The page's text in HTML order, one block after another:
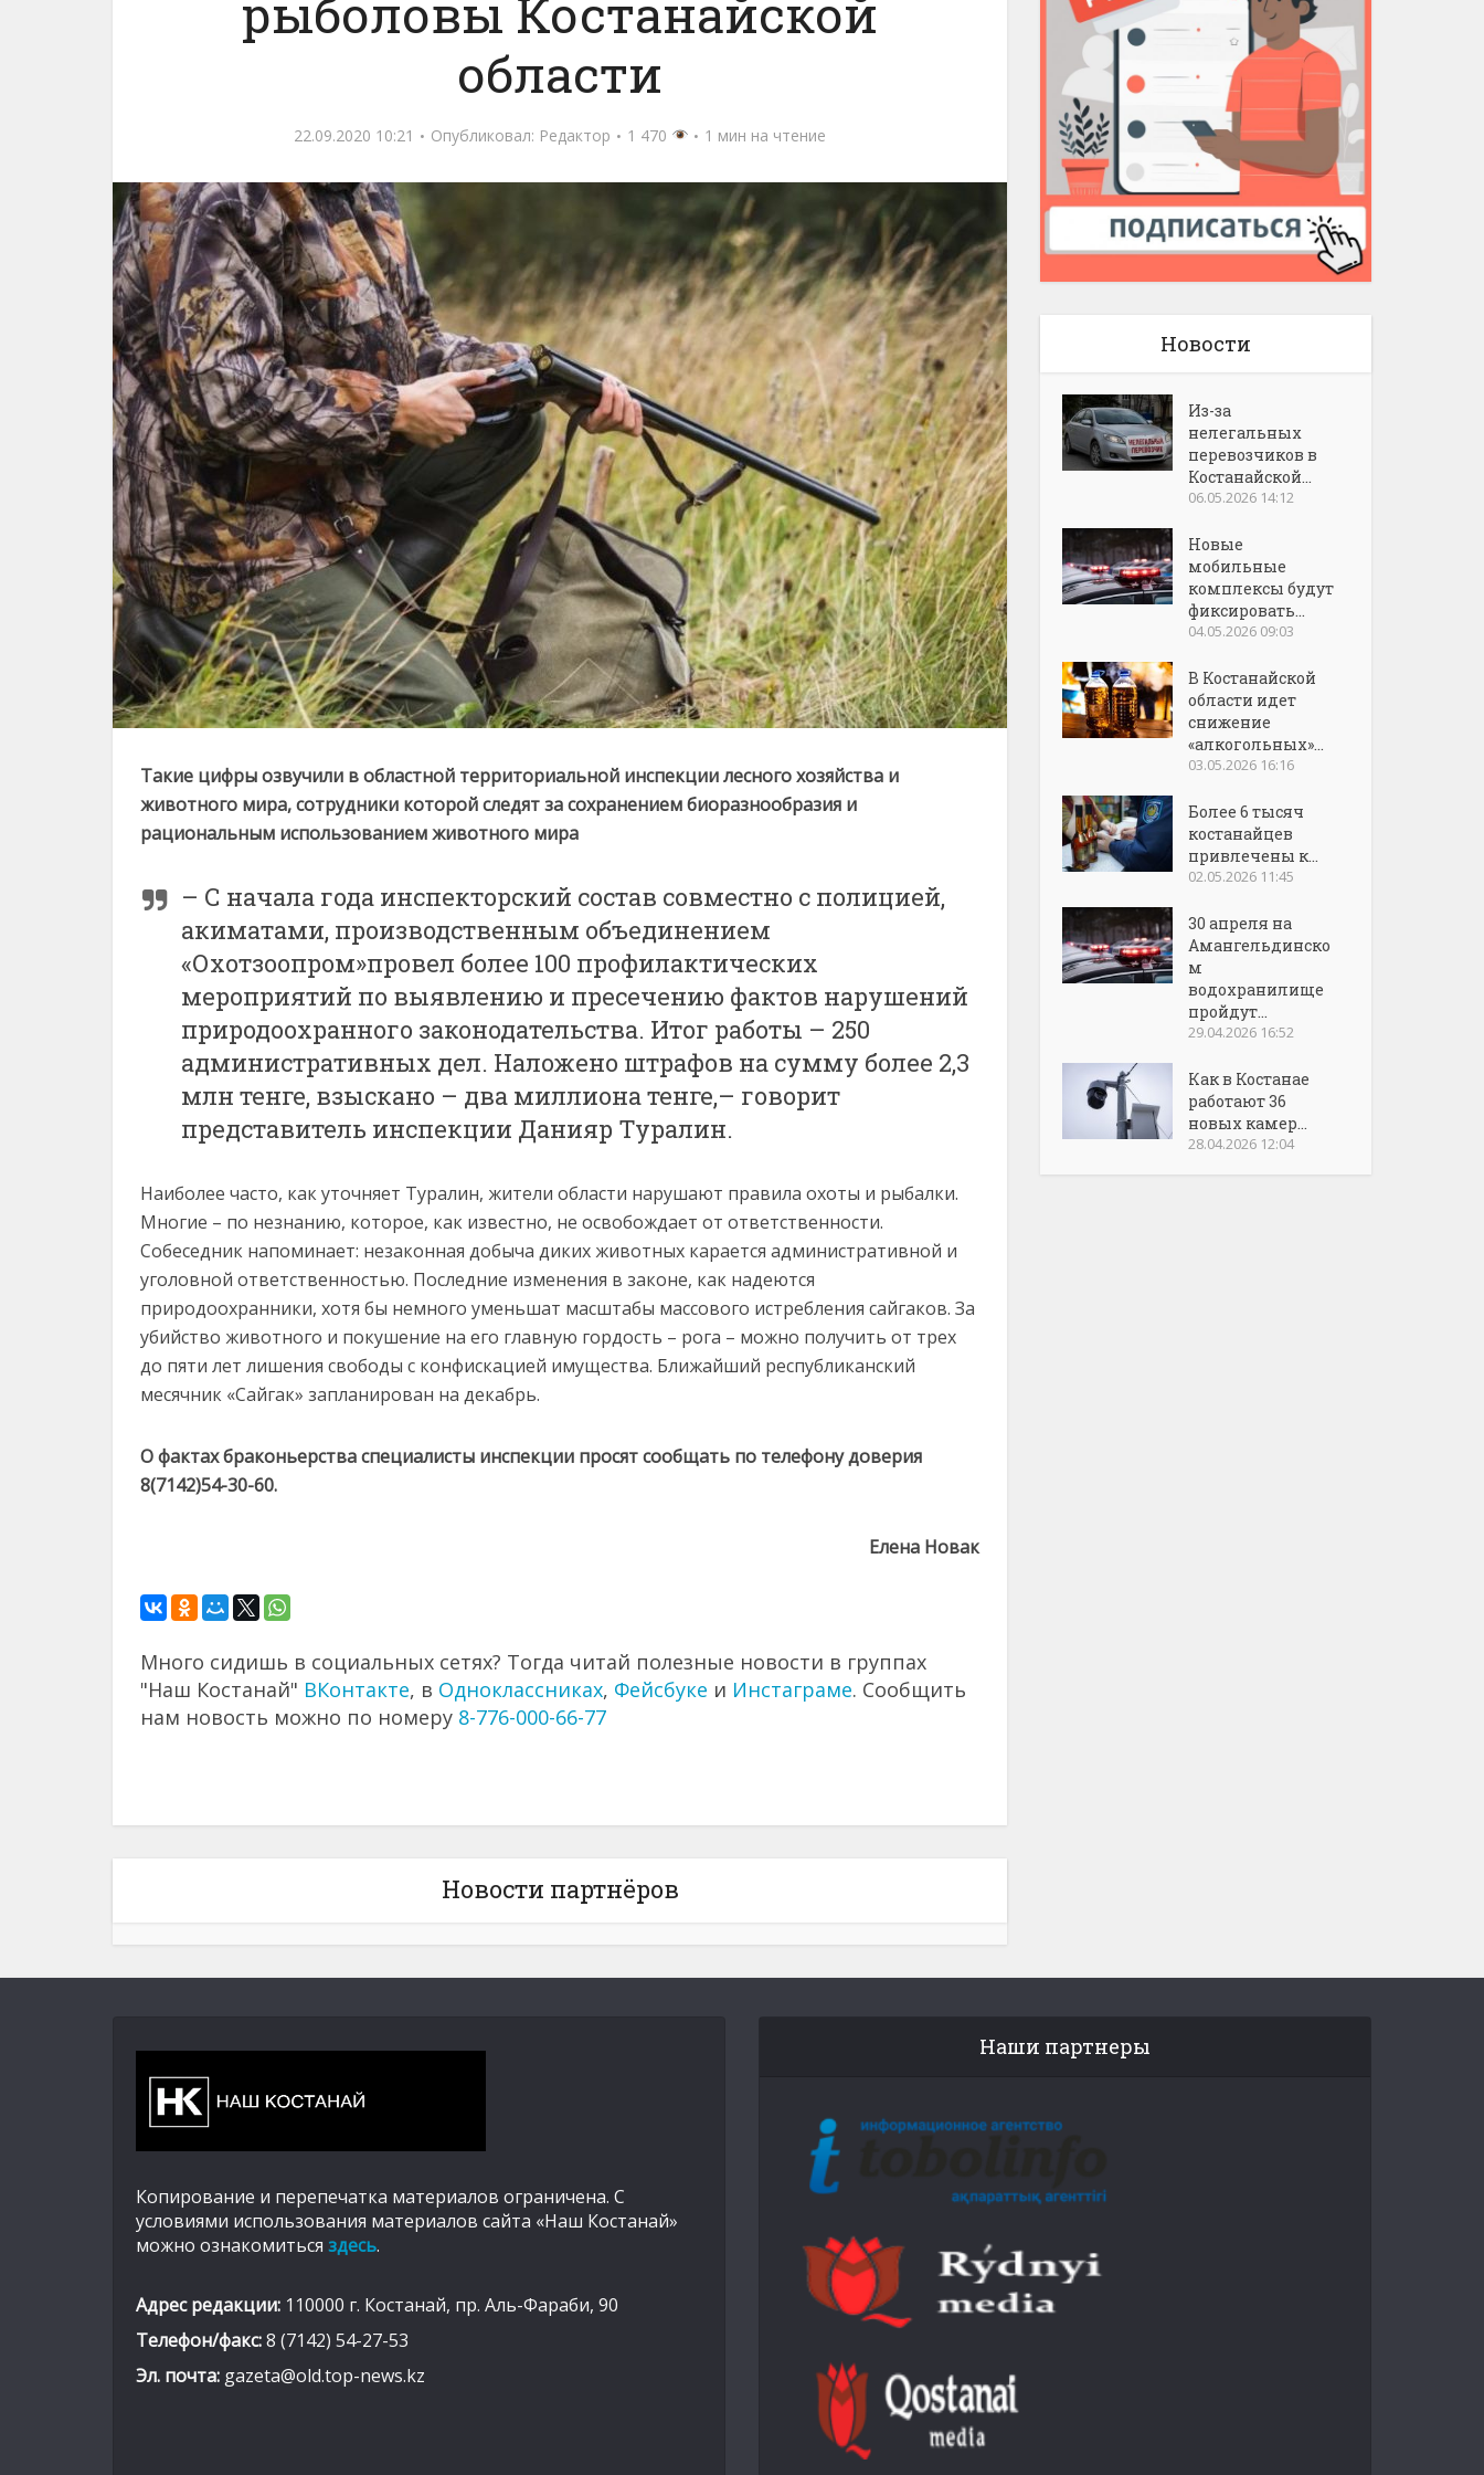
рыболовы Костанайской
области
22.09.2020 10:21 Опубликовал: Редактор 1 470 1 мин на чтение
Такие цифры озвучили в областной территориальной инспекции лесного хозяйства и
животного мира, сотрудники которой следят за сохранением биоразнообразия и
рациональным использованием животного мира
– С начала года инспекторский состав совместно с полицией,
акиматами, производственным объединением
«Охотзоопром»провел более 100 профилактических
мероприятий по выявлению и пресечению фактов нарушений
природоохранного законодательства. Итог работы – 250
административных дел. Наложено штрафов на сумму более 2,3
млн тенге, взыскано – два миллиона тенге,– говорит
представитель инспекции Данияр Туралин.
Наиболее часто, как уточняет Туралин, жители области нарушают правила охоты и рыбалки.
Многие – по незнанию, которое, как известно, не освобождает от ответственности.
Собеседник напоминает: незаконная добыча диких животных карается административной и
уголовной ответственностью. Последние изменения в законе, как надеются
природоохранники, хотя бы немного уменьшат масштабы массового истребления сайгаков. За
убийство животного и покушение на его главную гордость – рога – можно получить от трех
до пяти лет лишения свободы с конфискацией имущества. Ближайший республиканский
месячник «Сайгак» запланирован на декабрь.
О фактах браконьерства специалисты инспекции просят сообщать по телефону доверия
8(7142)54-30-60.
Елена Новак
Много сидишь в социальных сетях? Тогда читай полезные новости в группах
"Наш Костанай" ВКонтакте, в Одноклассниках, Фейсбуке и Инстаграме. Сообщить
нам новость можно по номеру 8-776-000-66-77
Новости партнёров
Новости
Из-за
нелегальных
перевозчиков в
Костанайской...
06.05.2026 14:12
Новые
мобильные
комплексы будут
фиксировать...
04.05.2026 09:03
В Костанайской
области идет
снижение
«алкогольных»...
03.05.2026 16:16
Более 6 тысяч
костанайцев
привлечены к...
02.05.2026 11:45
30 апреля на
Амангельдинско
м
водохранилище
пройдут...
29.04.2026 16:52
Как в Костанае
работают 36
новых камер...
28.04.2026 12:04
Копирование и перепечатка материалов ограничена. С
условиями использования материалов сайта «Наш Костанай»
можно ознакомиться здесь.
Адрес редакции: 110000 г. Костанай, пр. Аль-Фараби, 90
Телефон/факс:8 (7142) 54-27-53
Эл. почта: gazeta@old.top-news.kz
Наши партнеры